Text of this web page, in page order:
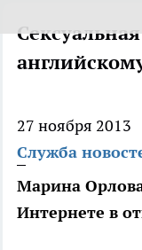
27 ноября 2013
Служба
Марина
Интернете в